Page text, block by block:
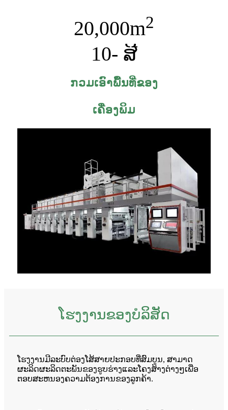
20,000m2
10- ສີ
ກວມເອົາພື້ນທີ່ຂອງ
ເຄື່ອງພິມ
ໂຮງງານຂອງບໍລິສັດ
ໂຮງງານມີລະບົບຕ່ອງໂສ້ສາຍປະກອບທີ່ສົມບູນ, ສາມາດ
ຜະລິດຜະລິດຕະພັນຂອງຮູບຮ່າງແລະໂຄງສ້າງຕ່າງໆເພື່ອ
ຕອບສະຫນອງຄວາມຕ້ອງການຂອງລູກຄ້າ.